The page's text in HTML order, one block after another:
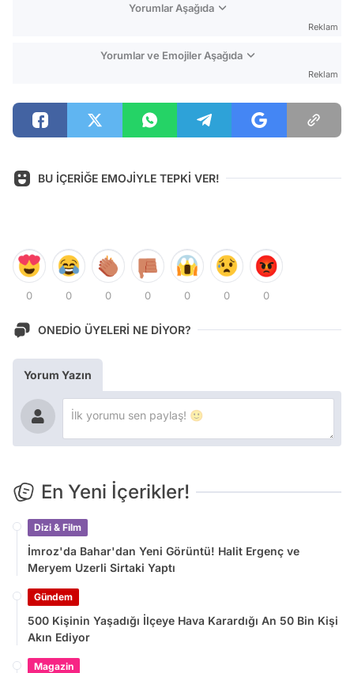
Yorumlar Aşağıda
Reklam
Yorumlar ve Emojiler Aşağıda
Reklam
BU İÇERİĞE EMOJİYLE TEPKİ VER!
0 0 0 0 0 0 0
ONEDİO ÜYELERİ NE DİYOR?
Yorum Yazın
En Yeni İçerikler!
Dizi & Film
İmroz'da Bahar'dan Yeni Görüntü! Halit Ergenç ve
Meryem Uzerli Sirtaki Yaptı
Gündem
500 Kişinin Yaşadığı İlçeye Hava Karardığı An 50 Bin Kişi
Akın Ediyor
Magazin